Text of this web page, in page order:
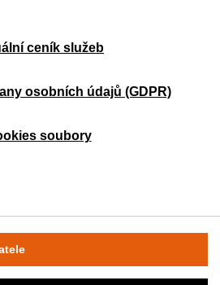
ceník služeb
osobních údajů (GDPR)
soubory